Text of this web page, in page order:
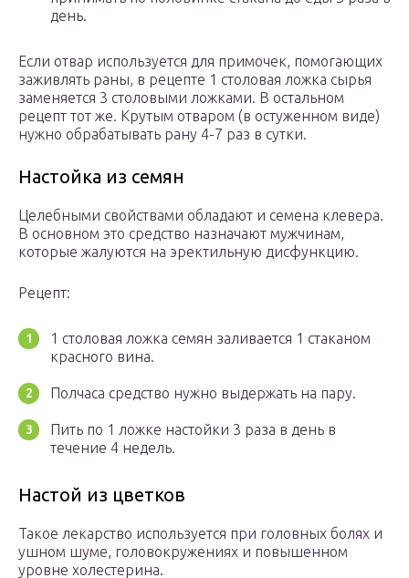
день.
Если отвар используется для примочек, помогающих
заживлять раны, в рецепте 1 столовая ложка сырья
заменяется 3 столовыми ложками. В остальном
рецепт тот же. Крутым отваром (в остуженном виде)
нужно обрабатывать рану 4-7 раз в сутки.
Настойка из семян
Целебными свойствами обладают и семена клевера.
В основном это средство назначают мужчинам,
которые жалуются на эректильную дисфункцию.
Рецепт:
1 столовая ложка семян заливается 1 стаканом
красного вина.
Полчаса средство нужно выдержать на пару.
Пить по 1 ложке настойки 3 раза в день в
течение 4 недель.
Настой из цветков
Такое лекарство используется при головных болях и
ушном шуме, головокружениях и повышенном
уровне холестерина.